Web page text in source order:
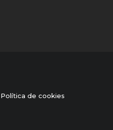
Política de cookies